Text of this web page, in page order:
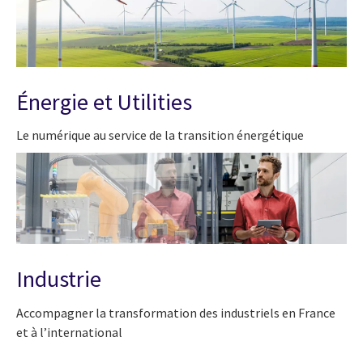
Énergie et Utilities
Le numérique au service de la transition énergétique
Industrie
Accompagner la transformation des industriels en France
et à l’international